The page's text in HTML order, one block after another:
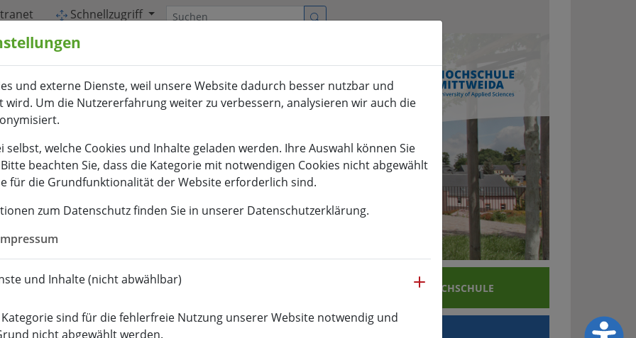
Schnellzugriff
Suchen
ABSOLVENTEN INTER­NATIONALES HOCHSCHULE
und externe Dienste, weil unsere Website dadurch besser nutzbar und
Um die Nutzererfahrung weiter zu verbessern, analysieren wir auch die
selbst, welche Cookies und Inhalte geladen werden. Ihre Auswahl können Sie
beachten Sie, dass die Kategorie mit notwendigen Cookies nicht abgewählt
für die Grundfunktionalität der Website erforderlich sind.
zum Datenschutz finden Sie in unserer Datenschutzerklärung.
und Inhalte (nicht abwählbar)
sind für die fehlerfreie Nutzung unserer Website notwendig und
nicht abgewählt werden.